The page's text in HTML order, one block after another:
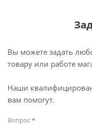
Вы можете задать
товару или работе
Наши
вам помогут.
Вопрос*